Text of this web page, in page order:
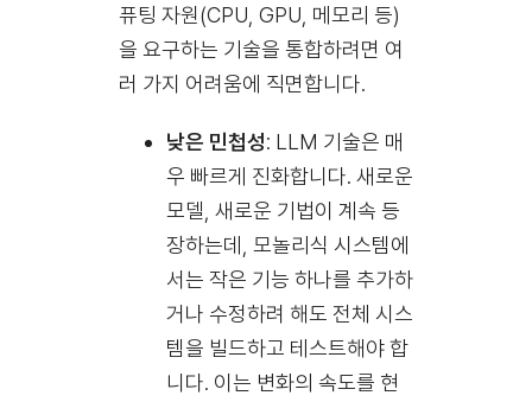
퓨팅 자원(CPU, GPU, 메모리 등)
을 요구하는 기술을 통합하려면 여
러 가지 어려움에 직면합니다.
낮은 민첩성: LLM 기술은 매
우 빠르게 진화합니다. 새로운
모델, 새로운 기법이 계속 등
장하는데, 모놀리식 시스템에
서는 작은 기능 하나를 추가하
거나 수정하려 해도 전체 시스
템을 빌드하고 테스트해야 합
니다. 이는 변화의 속도를 현